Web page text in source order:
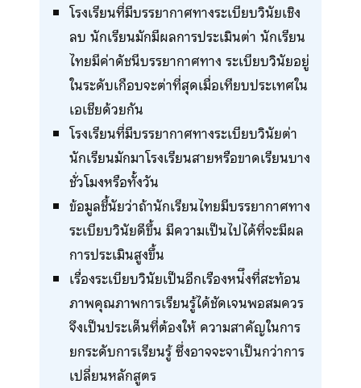
โรงเรียนที่มีบรรยากาศทางระเบียบวินัยเชิง
ลบ นักเรียนมักมีผลการประเมินต่า นักเรียน
ไทยมีค่าดัชนีบรรยากาศทาง ระเบียบวินัยอยู่
ในระดับเกือบจะต่าที่สุดเมื่อเทียบประเทศใน
เอเชียด้วยกัน
โรงเรียนที่มีบรรยากาศทางระเบียบวินัยต่า
นักเรียนมักมาโรงเรียนสายหรือขาดเรียนบาง
ชั่วโมงหรือทั้งวัน
ข้อมูลชี้นัยว่าถ้านักเรียนไทยมีบรรยากาศทาง
ระเบียบวินัยดีขึ้น มีความเป็นไปได้ที่จะมีผล
การประเมินสูงขึ้น
เรื่องระเบียบวินัยเป็นอีกเรืองหน่ึงที่สะท้อน
ภาพคุณภาพการเรียนรู้ได้ชัดเจนพอสมควร
จึงเป็นประเด็นที่ต้องให้ ความสาคัญในการ
ยกระดับการเรียนรู้ ซึ่งอาจจะจาเป็นกว่าการ
เปลี่ยนหลักสูตร